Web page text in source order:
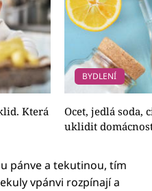
Která
BYDLENÍ
Ocet, jedlá soda,
uklidit
pánve a tekutinou, tím
vpánvi rozpínají a